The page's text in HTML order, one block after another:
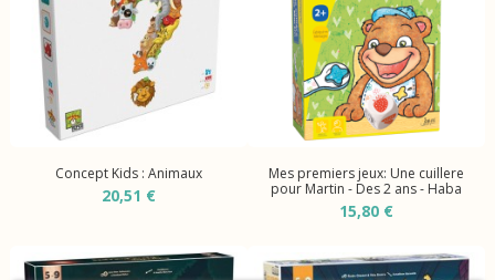
Concept Kids : Animaux
20,51 €
Mes premiers jeux: Une cuillere
pour Martin - Des 2 ans - Haba
15,80 €